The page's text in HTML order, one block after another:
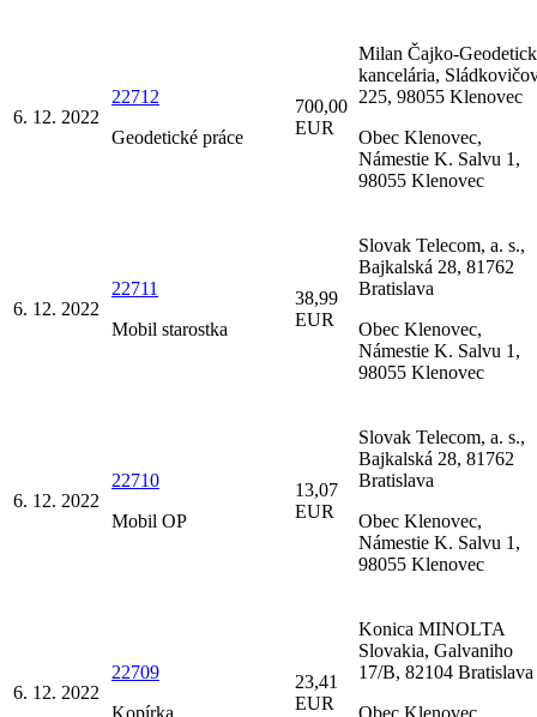
6. 12. 2022
22712
Geodetické práce
700,00
EUR
Milan Čajko-
kancelária,
225, 98055 Klenovec
Obec Klenovec,
Námestie K. Salvu 1,
98055 Klenovec
6. 12. 2022
22711
Mobil starostka
38,99
EUR
Slovak Telecom, a. s.,
Bajkalská 28, 81762
Bratislava
Obec Klenovec,
Námestie K. Salvu 1,
98055 Klenovec
6. 12. 2022
22710
Mobil OP
13,07
EUR
Slovak Telecom, a. s.,
Bajkalská 28, 81762
Bratislava
Obec Klenovec,
Námestie K. Salvu 1,
98055 Klenovec
6. 12. 2022
22709
Kopírka
23,41
EUR
Konica MINOLTA
Slovakia, Galvaniho
17/B, 82104 Bratislava
Obec Klenovec,